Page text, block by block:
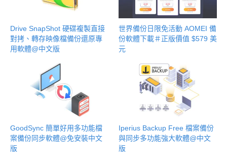
Drive SnapShot 硬碟複製直接
對拷、轉存映像檔備份還原專
用軟體@中文版
世界備份日限免活動 AOMEI 備
份軟體下載＃正版價值 $579 美
元
GoodSync 簡單好用多功能檔
案備份同步軟體@免安裝中文
版
Iperius Backup Free 檔案備份
與同步多功能強大軟體@中文
版